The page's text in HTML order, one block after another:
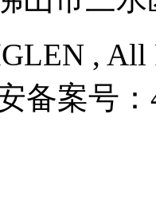
, All
备案号：